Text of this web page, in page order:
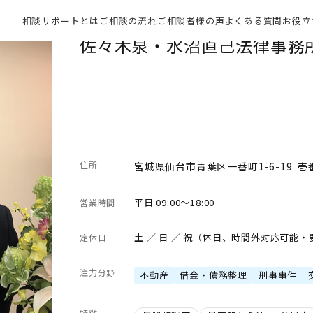
相談サポートとは ご相談の流れご相談者様の声よくある質問お役
佐々木泉・水沼直己法律事務
住所 宮城県仙台市青葉区一番町1-6-19 壱
営業時間 平日 09:00～18:00
定休日 土 ／ 日 ／ 祝（休日、時間外対応可能・
注力分野 不動産 借金・債務整理 刑事事件